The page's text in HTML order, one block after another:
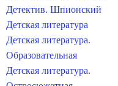
Детектив. Шпионский
Детская литература
Детская литература.
Образовательная
Детская литература.